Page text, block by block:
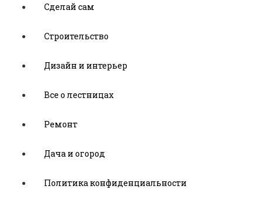
Сделай сам
Строительство
Дизайн и интерьер
Все о лестницах
Ремонт
Дача и огород
Политика конфиденциальности